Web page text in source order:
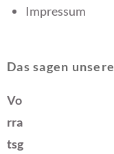
Impressum
Das sagen
Vo
rra
tsg